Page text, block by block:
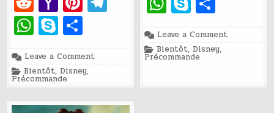
c
e
b
o
o
ai
l
dI
e
d
di
t
a
h
o
o
M
re
st
g
m
W
h
at
s
A
S
k
y
p
e
ar
ta
g
er
Leave a Commenton
Funko
Vaiana
Hei
Posted
in
Bientôt,Disney,
Précommande
e
b
o
k
l
dI
d
di
t
h
o
o
re
st
g
h
at
s
k
y
p
ar
ta
Leave a Commenton
Funko
(Glow)
Posted
in
Bientôt,Disney,
Précommande